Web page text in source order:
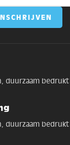
duurzaam bedrukt
duurzaam bedrukt